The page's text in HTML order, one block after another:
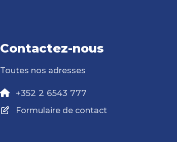
Contactez-nous
Toutes nos adresses
+352 2 6543 777
Formulaire de contact